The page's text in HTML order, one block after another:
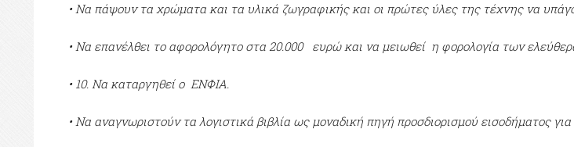
• Να πάψουν τα χρώματα και τα υλικά ζωγραφικής και οι πρώτες ύλες της τέχνης να
• Να επανέλθει το αφορολόγητο στα 20.000 ευρώ και να μειωθεί η φορολογία των
• 10. Να καταργηθεί ο ΕΝΦΙΑ.
• Να αναγνωριστούν τα λογιστικά βιβλία ως μοναδική πηγή προσδιορισμού εισοδήματος